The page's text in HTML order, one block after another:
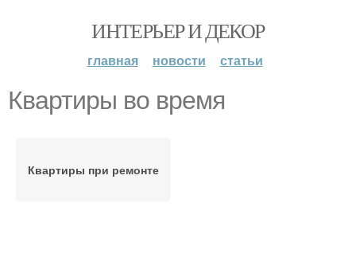
ИНТЕРЬЕР И ДЕКОР
главная новости статьи
Квартиры во время
Квартиры при ремонте